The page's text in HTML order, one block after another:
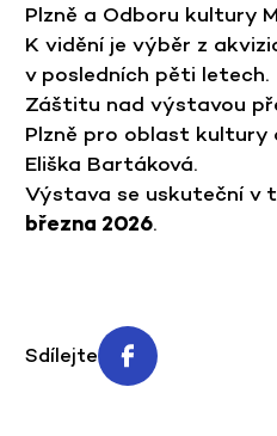
Plzně a Odboru kultury
K vidění je výběr z
v posledních pěti letech.
Záštitu nad výstavou
Plzně pro oblast kultury
Eliška Bartáková.
Výstava se uskuteční v
března 2026.
Sdílejte